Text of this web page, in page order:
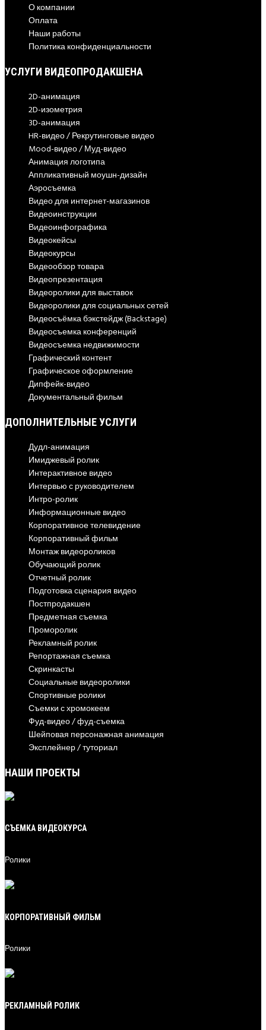
О компании
Оплата
Наши работы
Политика конфиденциальности
УСЛУГИ ВИДЕОПРОДАКШЕНА
2D-анимация
2D-изометрия
3D-анимация
HR-видео / Рекрутинговые видео
Mood-видео / Муд-видео
Анимация логотипа
Аппликативный моушн-дизайн
Аэросъемка
Видео для интернет-магазинов
Видеоинструкции
Видеоинфографика
Видеокейсы
Видеокурсы
Видеообзор товара
Видеопрезентация
Видеоролики для выставок
Видеоролики для социальных сетей
Видеосъёмка бэкстейдж (Backstage)
Видеосъемка конференций
Видеосъемка недвижимости
Графический контент
Графическое оформление
Дипфейк-видео
Документальный фильм
ДОПОЛНИТЕЛЬНЫЕ УСЛУГИ
Дудл-анимация
Имиджевый ролик
Интерактивное видео
Интервью с руководителем
Интро-ролик
Информационные видео
Корпоративное телевидение
Корпоративный фильм
Монтаж видеороликов
Обучающий ролик
Отчетный ролик
Подготовка сценария видео
Постпродакшен
Предметная съемка
Проморолик
Рекламный ролик
Репортажная съемка
Скринкасты
Социальные видеоролики
Спортивные ролики
Съемки с хромокеем
Фуд-видео / фуд-съемка
Шейповая персонажная анимация
Эксплейнер / туториал
НАШИ ПРОЕКТЫ
СЪЕМКА ВИДЕОКУРСА
Ролики
КОРПОРАТИВНЫЙ ФИЛЬМ
Ролики
РЕКЛАМНЫЙ РОЛИК